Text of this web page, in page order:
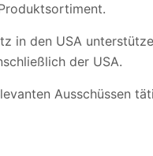
in den USA
der USA.
Ausschüssen